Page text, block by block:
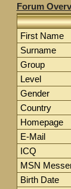
Forum
First Name
Surname
Group
Level
Gender
Country
Homepage
E-Mail
ICQ
MSN
Birth Date